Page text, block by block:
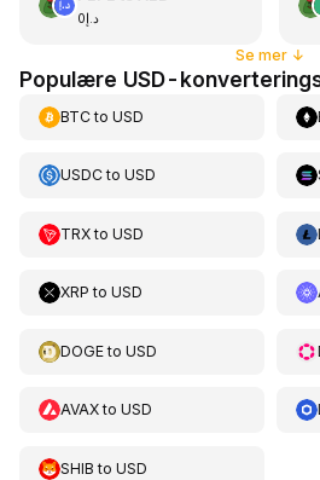
د.إ0
Se mer ↓
Populære USD-
BTCto USD
USDCto USD
TRXto USD
XRP to USD
DOGEto USD
AVAXto USD
SHIB to USD